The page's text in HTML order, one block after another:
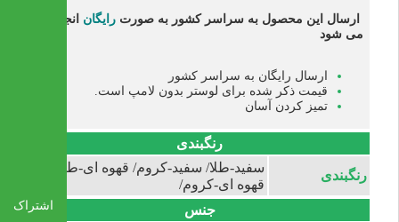
ارسال این محصول به سراسر کشور به صورت رایگان انجام
می شود
ارسال رایگان به سراسر کشور
قیمت ذکر شده برای لوستر بدون لامپ است.
تمیز کردن آسان
رنگبندی
رنگبندی
سفید-طلا/ سفید-کروم/ قهوه ای-طلا/
قهوه ای-کروم/
جنس
اشتراک